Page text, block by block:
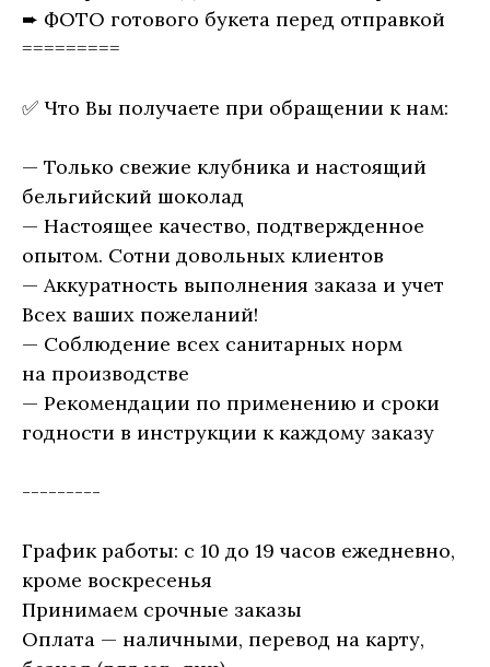
➨ ФОТО готового букета перед отправкой
=========
✅ Что Вы получаете при обращении к нам:
— Только свежие клубника и настоящий
бельгийский шоколад
— Настоящее качество, подтвержденное
опытом. Сотни довольных клиентов
— Аккуратность выполнения заказа и учет
Всех ваших пожеланий!
— Соблюдение всех санитарных норм
на производстве
— Рекомендации по применению и сроки
годности в инструкции к каждому заказу
---------
График работы: с 10 до 19 часов ежедневно,
кроме воскресенья
Принимаем срочные заказы
Оплата — наличными, перевод на карту,